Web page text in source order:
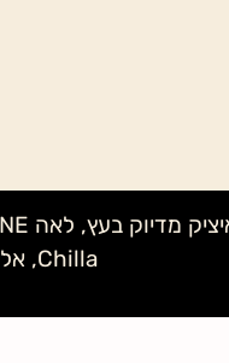
Chilla, אלי זיתוני, אמלי בוטיק מעצבים, דפוס ארד